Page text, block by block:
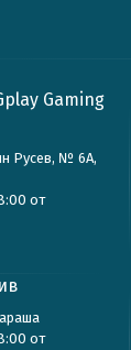
Gaming
Русев, № 6А,
от
от